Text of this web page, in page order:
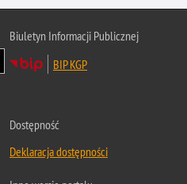
Biuletyn Informacji Publicznej
BIP KGP
Dostępność
Deklaracja dostępności